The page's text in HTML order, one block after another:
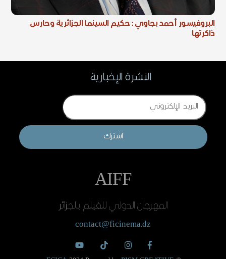
البروفيسور أحمد بجاوي : حكيم السينما الجزائرية وحارس
ذاكرتها
النشرة الإخبارية
Email
اشترك
AIFF
المهرجان الدولي للفيلم بالجزائر
contact@ficinema.dz